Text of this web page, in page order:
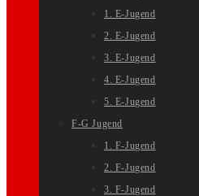
1. E-Jugend
2. E-Jugend
3. E-Jugend
4. E-Jugend
5. E-Jugend
F-G Jugend
1. F-Jugend
2. F-Jugend
3. F-Jugend